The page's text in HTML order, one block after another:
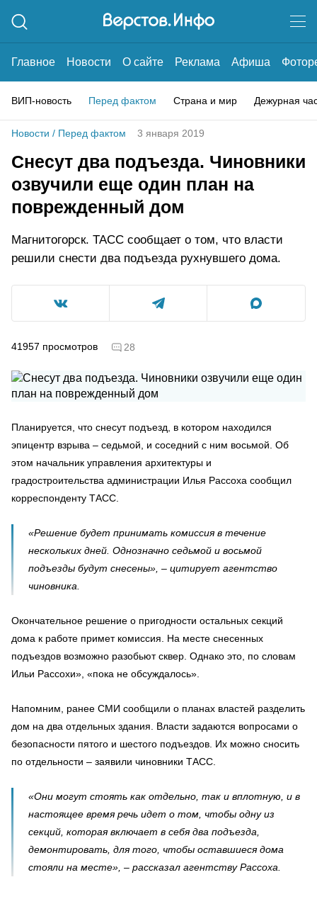
Главное Новости О сайте Реклама Афиша
ВИП-новость Перед фактом Страна и мир Дежурная
Новости / Перед фактом 3 января 2019
Снесут два подъезда. Чиновники
озвучили еще один план на
поврежденный дом
Магнитогорск. ТАСС сообщает о том, что власти
решили снести два подъезда рухнувшего дома.
41957 просмотров 28
Планируется, что снесут подъезд, в котором находился
эпицентр взрыва – седьмой, и соседний с ним восьмой. Об
этом начальник управления архитектуры и
градостроительства администрации Илья Рассоха сообщил
корреспонденту ТАСС.
«Решение будет принимать комиссия в течение
нескольких дней. Однозначно седьмой и восьмой
подъезды будут снесены», – цитирует агентство
чиновника.
Окончательное решение о пригодности остальных секций
дома к работе примет комиссия. На месте снесенных
подъездов возможно разобьют сквер. Однако это, по словам
Ильи Рассохи», «пока не обсуждалось».
Напомним, ранее СМИ сообщили о планах властей разделить
дом на два отдельных здания. Власти задаются вопросами о
безопасности пятого и шестого подъездов. Их можно сносить
по отдельности – заявили чиновники ТАСС.
«Они могут стоять как отдельно, так и вплотную, и в
настоящее время речь идет о том, чтобы одну из
секций, которая включает в себя два подъезда,
демонтировать, для того, чтобы оставшиеся дома
стояли на месте», – рассказал агентству Рассоха.